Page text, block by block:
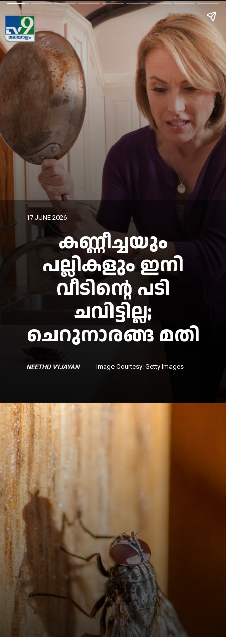
17 JUNE 2026
NEETHU VIJAYAN
കണ്ണീച്ചയും
പല്ലികളും ഇനി
വീടിന്റെ പടി
ചവിട്ടില്ല;
Image Courtesy: Getty Images